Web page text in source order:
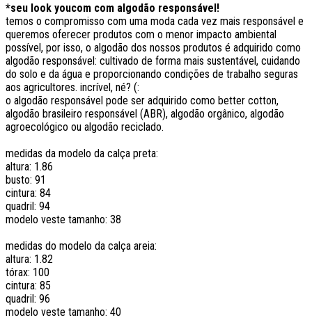
*seu look youcom com algodão responsável!
temos o compromisso com uma moda cada vez mais responsável e
queremos oferecer produtos com o menor impacto ambiental
possível, por isso, o algodão dos nossos produtos é adquirido como
algodão responsável: cultivado de forma mais sustentável, cuidando
do solo e da água e proporcionando condições de trabalho seguras
aos agricultores. incrível, né? (:
o algodão responsável pode ser adquirido como better cotton,
algodão brasileiro responsável (ABR), algodão orgânico, algodão
agroecológico ou algodão reciclado.
medidas da modelo da calça preta:
altura: 1.86
busto: 91
cintura: 84
quadril: 94
modelo veste tamanho: 38
medidas do modelo da calça areia:
altura: 1.82
tórax: 100
cintura: 85
quadril: 96
modelo veste tamanho: 40